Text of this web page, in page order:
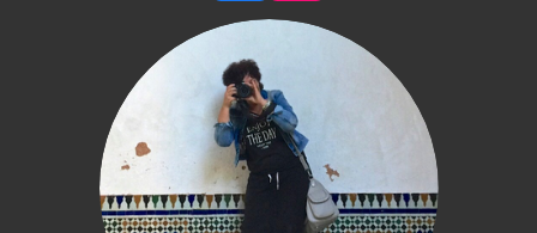
e
b
o
o
k
g
r
a
m